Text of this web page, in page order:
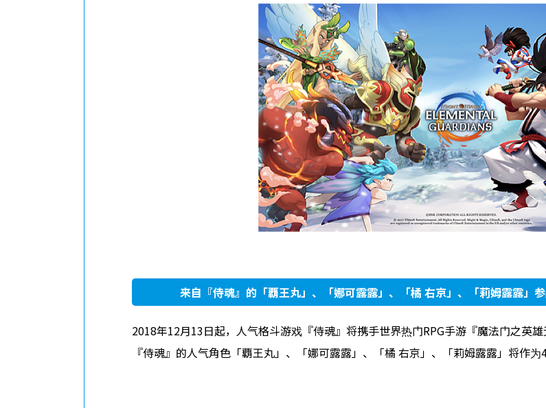
来自『侍魂』的「覇王丸」、「娜可露露」、「橘 右京」、「莉姆露露」
2018年12月13日起，人气格斗游戏『侍魂』将携手世界热门RPG手游『魔法门之英
『侍魂』的人气角色「覇王丸」、「娜可露露」、「橘 右京」、「莉姆露露」将作为